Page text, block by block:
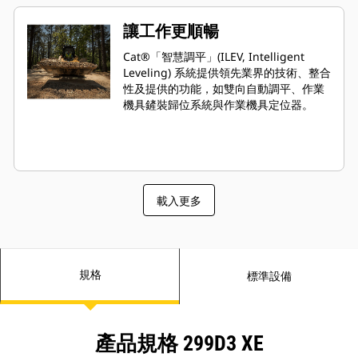
讓工作更順暢
Cat®「智慧調平」(ILEV, Intelligent
Leveling) 系統提供領先業界的技術、整合
性及提供的功能，如雙向自動調平、作業
機具鏟裝歸位系統與作業機具定位器。
載入更多
規格 標準設備
產品規格 299D3 XE